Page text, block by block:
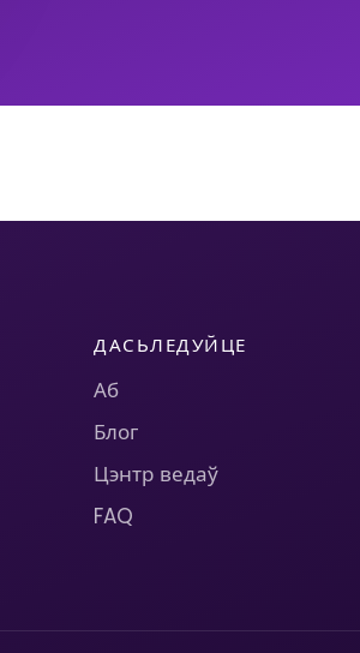
ДАСЬЛЕДУЙЦЕ
Аб
Блог
Цэнтр ведаў
FAQ